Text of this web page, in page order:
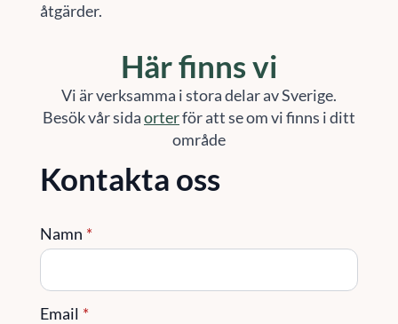
åtgärder.
Här finns vi
Vi är verksamma i stora delar av Sverige.
Besök vår sidaorterför att se om vi finns i ditt
område
Kontakta oss
Namn *
Email *